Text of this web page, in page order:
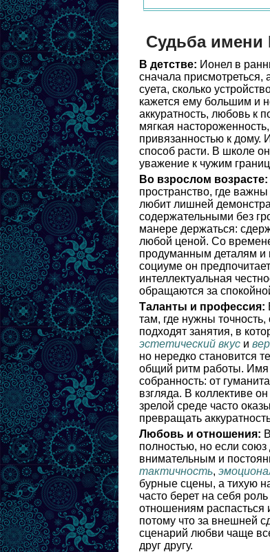
Судьба имени
В детстве: Ионел в
сначала присмотреться,
суета, сколько
кажется ему большим и
аккуратность, любовь к
мягкая
привязанностью к дому.
способ расти. В школе
уважение к чужим
Во взрослом возрасте:
пространство, где
любит лишней
содержательными без
манере держаться:
любой ценой. Со
продуманным деталям и
социуме он
интеллектуальная
обращаются за
Таланты и профессия:
там, где нужны
подходят занятия, в
эстетический вкус и
но нередко становится
общий ритм работы. Имя
собранность: от
взгляда. В коллективе
зрелой среде часто
превращать
Любовь и отношения:
полностью, но если
внимательным и
тактичность,
бурные сцены, а тихую
часто берет на себя
отношениям распасться
потому что за внешней
сценарий любви чаще
друг другу.